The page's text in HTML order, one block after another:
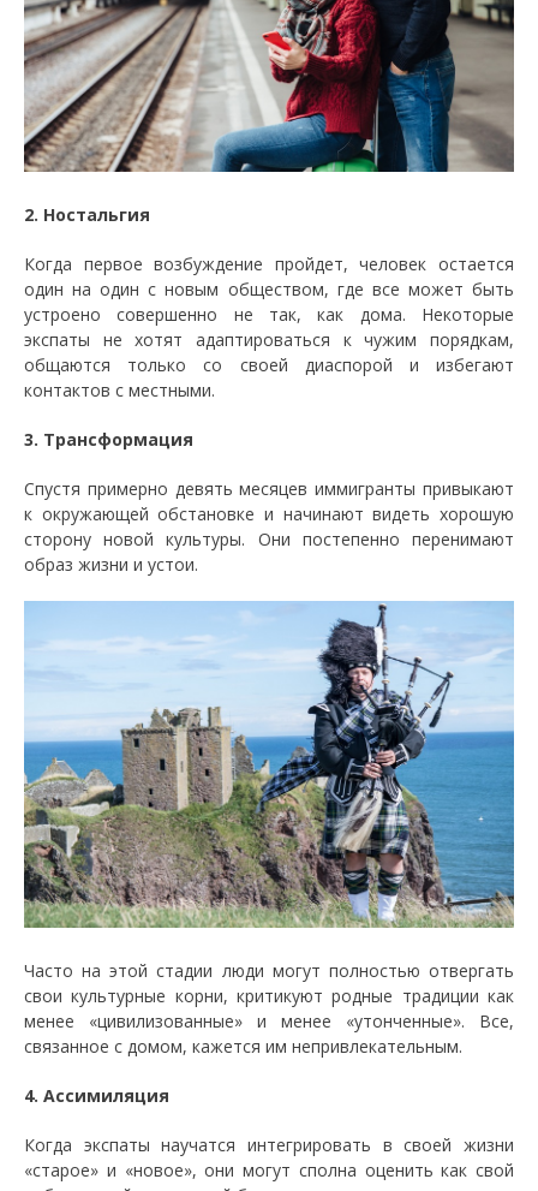
2. Ностальгия
Когда первое возбуждение пройдет, человек остается
один на один с новым обществом, где все может быть
устроено совершенно не так, как дома. Некоторые
экспаты не хотят адаптироваться к чужим порядкам,
общаются только со своей диаспорой и избегают
контактов с местными.
3. Трансформация
Спустя примерно девять месяцев иммигранты привыкают
к окружающей обстановке и начинают видеть хорошую
сторону новой культуры. Они постепенно перенимают
образ жизни и устои.
Часто на этой стадии люди могут полностью отвергать
свои культурные корни, критикуют родные традиции как
менее «цивилизованные» и менее «утонченные». Все,
связанное с домом, кажется им непривлекательным.
4. Ассимиляция
Когда экспаты научатся интегрировать в своей жизни
«старое» и «новое», они могут сполна оценить как свой